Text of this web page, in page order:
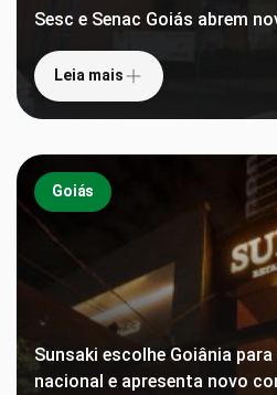
Sesc e Senac Goiás abrem
Leia mais
Goiás
Sunsaki escolhe Goiânia
nacional e apresenta novo